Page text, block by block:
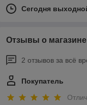
Сегодня
Отзывы о магазине
2 отзывов за всё
Покупатель